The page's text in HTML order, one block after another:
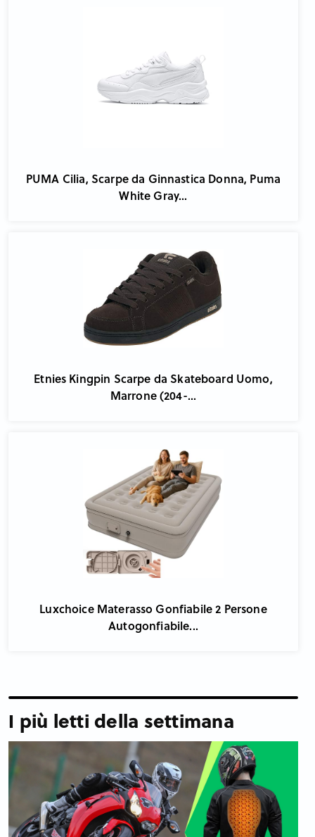
PUMA Cilia, Scarpe da Ginnastica Donna, Puma
White Gray...
Etnies Kingpin Scarpe da Skateboard Uomo,
Marrone (204-...
Luxchoice Materasso Gonfiabile 2 Persone
Autogonfiabile...
I più letti della settimana